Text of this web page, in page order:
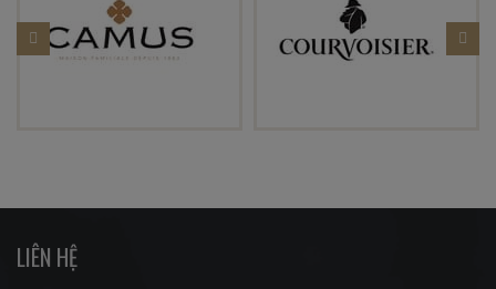
LIÊN HỆ